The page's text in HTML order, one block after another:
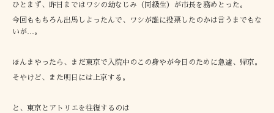
ひとまず、昨日まではワシの幼なじみ（同級生）が市長を務めとった。
今回ももちろん出馬しよったんで、ワシが誰に投票したのかは言うまでもな
いが…。
ほんまやったら、まだ東京で入院中のこの身やが今日のために急遽、帰京。
そやけど、また明日には上京する。
と、東京とアトリエを往復するのは